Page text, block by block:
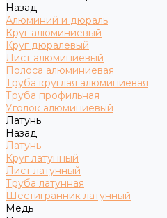
Назад
Алюминий и дюраль
Круг алюминиевый
Круг дюралевый
Лист алюминиевый
Полоса алюминиевая
Труба круглая алюминиевая
Труба профильная
Уголок алюминиевый
Латунь
Назад
Латунь
Круг латунный
Лист латунный
Труба латунная
Шестигранник латунный
Медь